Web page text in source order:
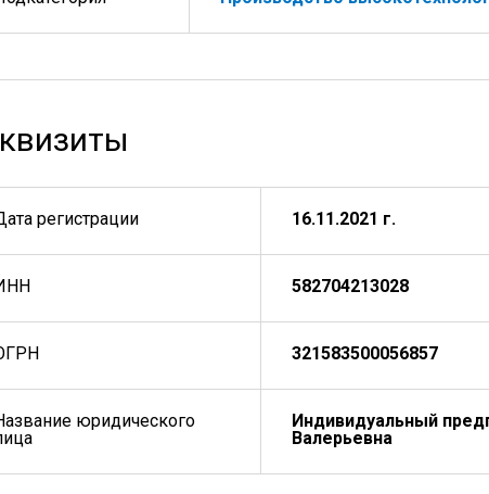
регистрации 16.11.2021 г.
582704213028
321583500056857
юридического
Индивидуальный
Валерьевна